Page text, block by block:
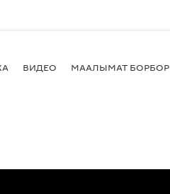
ВИДЕО МААЛЫМАТ БОРБОР